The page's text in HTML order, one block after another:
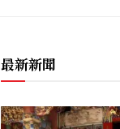
最新新聞